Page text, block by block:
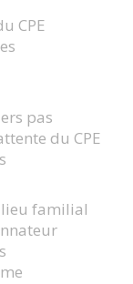
CPE
pas
du CPE
familial